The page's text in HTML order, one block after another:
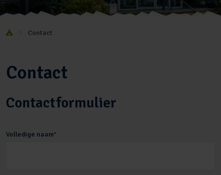
Contact
Contact
Contactformulier
Volledige naam*